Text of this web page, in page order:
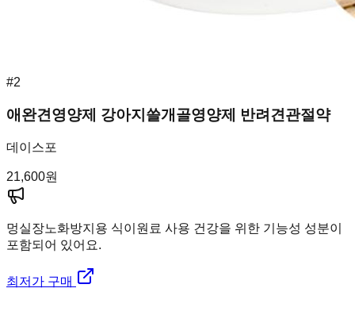
#2
애완견영양제 강아지쓸개골영양제 반려견관절약
데이스포
21,600원
멍실장노화방지용 식이원료 사용 건강을 위한 기능성 성분이
포함되어 있어요.
최저가 구매